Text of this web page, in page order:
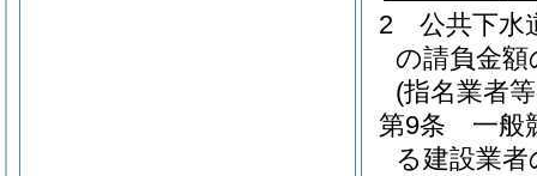
2
公共下水
の請負金
(指名業者
第9条
一般
る建設業